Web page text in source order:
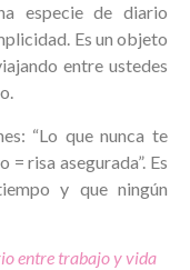
especie de diario
Es un objeto
entre ustedes
“Lo que nunca te
= risa asegurada”. Es
y que ningún
entre trabajo y vida